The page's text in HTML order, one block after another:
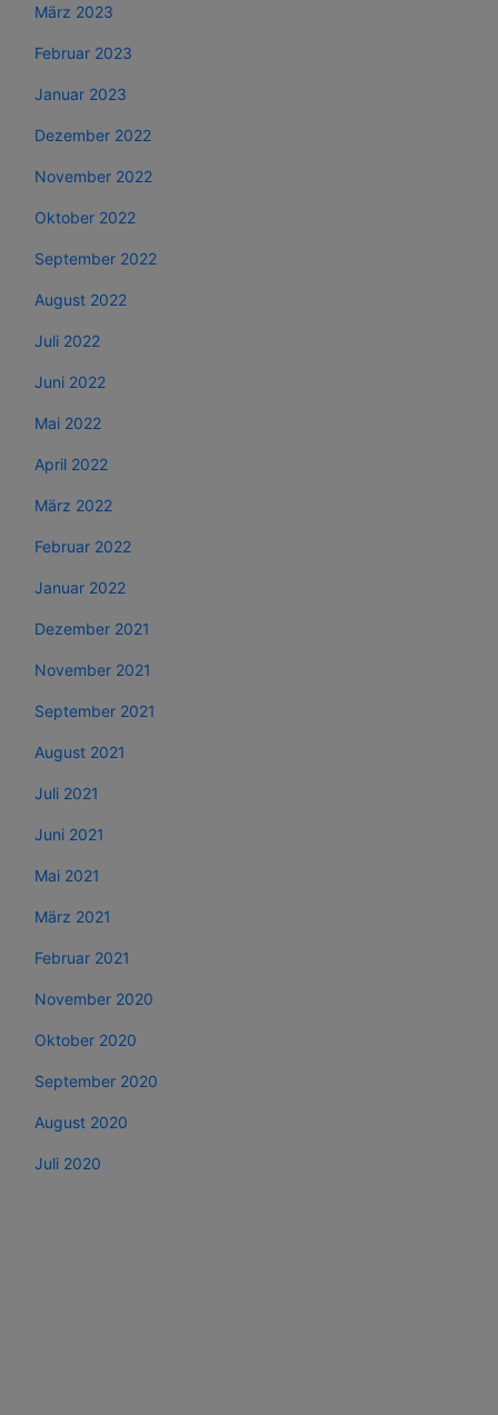
März 2023
Februar 2023
Januar 2023
Dezember 2022
November 2022
Oktober 2022
September 2022
August 2022
Juli 2022
Juni 2022
Mai 2022
April 2022
März 2022
Februar 2022
Januar 2022
Dezember 2021
November 2021
September 2021
August 2021
Juli 2021
Juni 2021
Mai 2021
März 2021
Februar 2021
November 2020
Oktober 2020
September 2020
August 2020
Juli 2020